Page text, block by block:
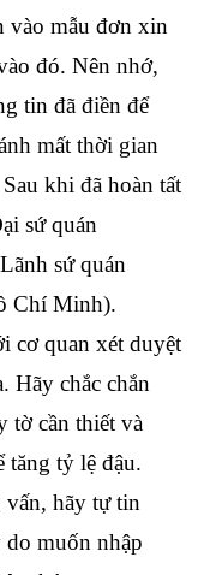
vào mẫu đơn xin
đó. Nên nhớ,
tin đã điền để
mất thời gian
khi đã hoàn tất
sứ quán
sứ quán
Chí Minh).
cơ quan xét duyệt
Hãy chắc chắn
tờ cần thiết và
tăng tỷ lệ đậu.
vấn, hãy tự tin
muốn nhập